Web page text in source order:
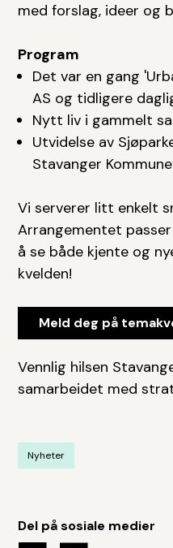
med forslag, ideer og
Program
Det var en gang
AS og tidligere
Nytt liv i gammelt
Utvidelse av
Stavanger Kommune
Vi serverer litt enkelt
Arrangementet
å se både kjente og
kvelden!
Meld deg på
Vennlig hilsen
samarbeidet med
Nyheter
Del på sosiale medier